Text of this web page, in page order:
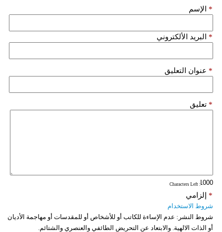
مدوَّنات
فيديو
الإسم *
البريد الألكتروني *
عنوان التعليق *
تعليق *
: Characters Left
إلزامي *
شروط الاستخدام
شروط النشر: عدم الإساءة للكاتب أو للأشخاص أو للمقدسات أو مهاجمة الأديان
أو الذات الالهية. والابتعاد عن التحريض الطائفي والعنصري والشتائم.